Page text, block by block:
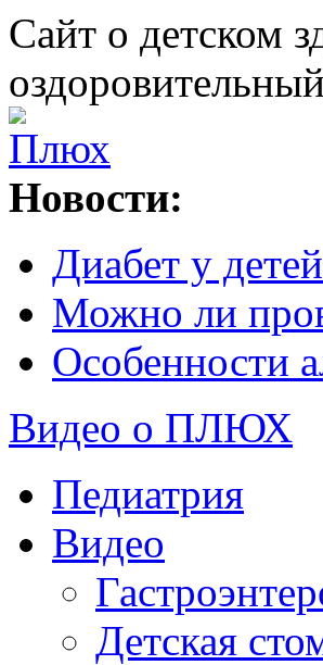
Сайт о детском
Новости:
Диабет у
Можно ли
Особенности
Видео о ПЛЮХ
Педиатрия
Видео
Детская